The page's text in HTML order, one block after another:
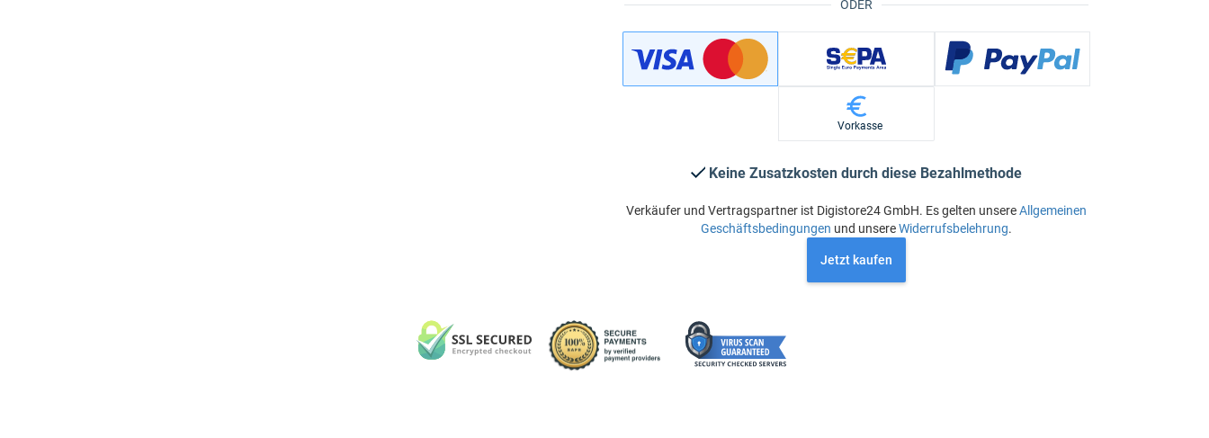
ODER
Vorkasse
Keine Zusatzkosten durch diese Bezahlmethode
Verkäufer und Vertragspartner ist Digistore24 GmbH. Es gelten unsereAllgemeinen
Geschäftsbedingungen und unsereWiderrufsbelehrung.
Jetzt kaufen